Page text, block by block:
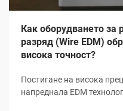
Как оборудването
разряд (Wire EDM)
висока точност?
Постигане на висока
напреднала EDM